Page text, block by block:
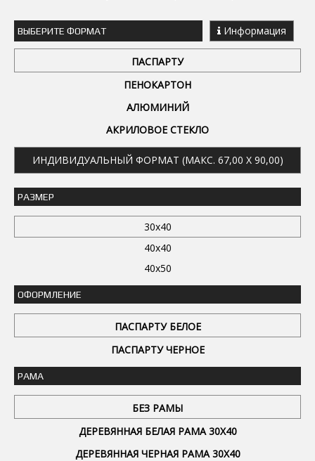
ВЫБЕРИТЕ ФОРМАТ Информация
ПАСПАРТУ
ПЕНОКАРТОН
АЛЮМИНИЙ
АКРИЛОВОЕ СТЕКЛО
ИНДИВИДУАЛЬНЫЙ ФОРМАТ (МАКС. 67,00 X 90,00)
РАЗМЕР
30x40
40x40
40x50
ОФОРМЛЕНИЕ
ПАСПАРТУ БЕЛОЕ
ПАСПАРТУ ЧЕРНОЕ
РАМА
БЕЗ РАМЫ
ДЕРЕВЯННАЯ БЕЛАЯ РАМА 30Х40
ДЕРЕВЯННАЯ ЧЕРНАЯ РАМА 30Х40